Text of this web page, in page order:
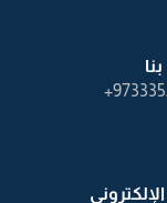
الإلكترونى